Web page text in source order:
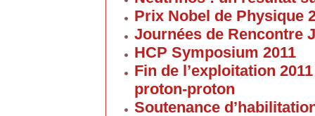
Prix Nobel de Physique
Journées de Rencontre
HCP Symposium 2011
Fin de l’exploitation
proton-proton
Soutenance